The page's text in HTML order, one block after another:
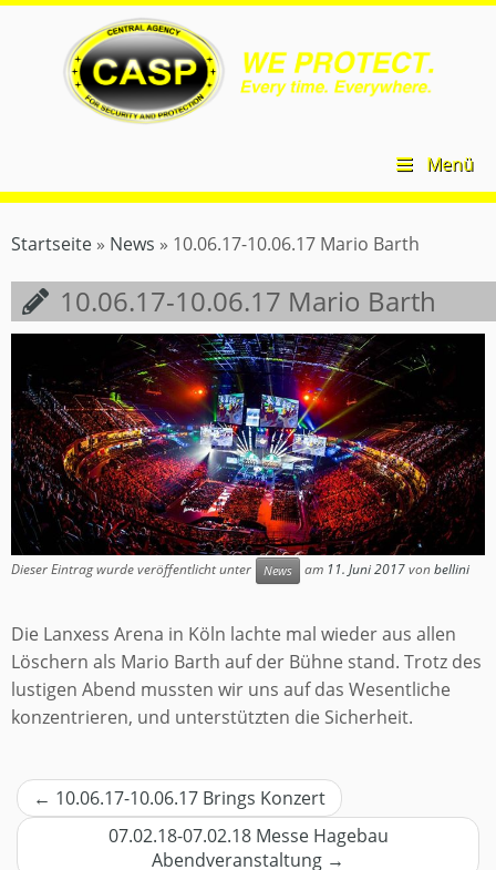
Zum
springen
Security
Protection
Menü
Startseite » News » 10.06.17-10.06.17 Mario Barth
10.06.17-10.06.17 Mario Barth
Dieser Eintrag wurde veröffentlicht unter News am 11. Juni 2017vonbellini
Die Lanxess Arena in Köln lachte mal wieder aus allen
Löschern als Mario Barth auf der Bühne stand. Trotz des
lustigen Abend mussten wir uns auf das Wesentliche
konzentrieren, und unterstützten die Sicherheit.
Beitragsnavigation
← 10.06.17-10.06.17 Brings Konzert
07.02.18-07.02.18 Messe Hagebau
Abendveranstaltung →